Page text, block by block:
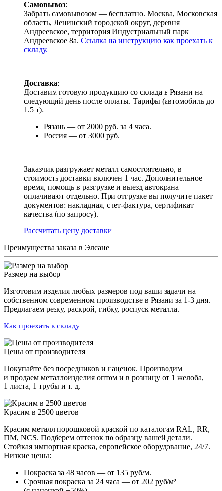
Самовывоз:
Забрать самовывозом — бесплатно. Москва, Московская
область, Ленинский городской округ, деревня
Андреевское, территория Индустриальный парк
Андреевское 8а. Ссылка на инструкцию как проехать к
складу.
Доставка:
Доставим готовую продукцию со склада в Рязани на
следующий день после оплаты. Тарифы (автомобиль до
1.5 т):
Рязань — от 2000 руб. за 4 часа.
Россия — от 3000 руб.
Заказчик разгружает металл самостоятельно, в
стоимость доставки включен 1 час. Дополнительное
время, помощь в разгрузке и выезд автокрана
оплачивают отдельно. При отгрузке вы получите пакет
документов: накладная, счет-фактура, сертификат
качества (по запросу).
Раcсчитать цену доставки
Преимущества заказа в Элсане
Размер на выбор
Изготовим изделия любых размеров под ваши задачи на
собственном современном производстве в Рязани за 1-3 дня.
Предлагаем резку, раскрой, гибку, роспуск металла.
Как проехать к складу
Цены от производителя
Покупайте без посредников и наценок. Производим
и продаем металлоизделия оптом и в розницу от 1 желоба,
1 листа, 1 трубы и т. д.
Красим в 2500 цветов
Красим металл порошковой краской по каталогам RAL, RR,
ПМ, NCS. Подберем оттенок по образцу вашей детали.
Стойкая импортная краска, европейское оборудование, 24/7.
Низкие цены:
Покраска за 48 часов — от 135 руб/м.
Срочная покраска за 24 часа — от 202 руб/м²